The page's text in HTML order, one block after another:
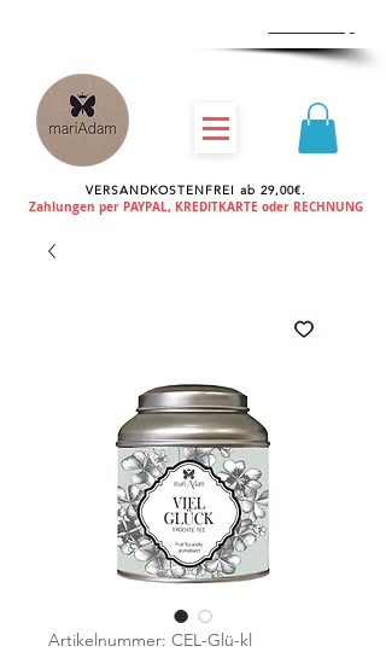
VERSANDKOSTENFREI ab 29,00€.
Zahlungen per PAYPAL, KREDITKARTE oder RECHNUNG
Artikelnummer: CEL-Glü-kl